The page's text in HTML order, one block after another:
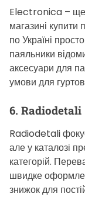
Electronica – ще
магазині купити
по Україні
паяльники
аксесуари для
умови для
6. Radiodetali
Radiodetali
але у каталозі
категорій.
швидке
знижок для